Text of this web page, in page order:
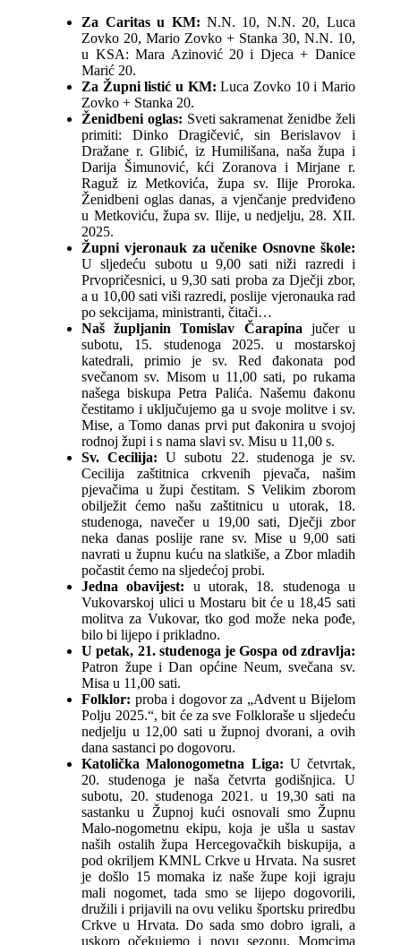
Za Caritas u KM: N.N. 10, N.N. 20, Luca
Zovko 20, Mario Zovko + Stanka 30, N.N. 10,
u KSA: Mara Azinović 20 i Djeca + Danice
Marić 20.
Za Župni listić u KM: Luca Zovko 10 i Mario
Zovko + Stanka 20.
Ženidbeni oglas: Sveti sakramenat ženidbe želi
primiti: Dinko Dragičević, sin Berislavov i
Dražane r. Glibić, iz Humilišana, naša župa i
Darija Šimunović, kći Zoranova i Mirjane r.
Raguž iz Metkovića, župa sv. Ilije Proroka.
Ženidbeni oglas danas, a vjenčanje predviđeno
u Metkoviću, župa sv. Ilije, u nedjelju, 28. XII.
2025.
Župni vjeronauk za učenike Osnovne škole:
U sljedeću subotu u 9,00 sati niži razredi i
Prvopričesnici, u 9,30 sati proba za Dječji zbor,
a u 10,00 sati viši razredi, poslije vjeronauka rad
po sekcijama, ministranti, čitači…
Naš župljanin Tomislav Čarapina jučer u
subotu, 15. studenoga 2025. u mostarskoj
katedrali, primio je sv. Red đakonata pod
svečanom sv. Misom u 11,00 sati, po rukama
našega biskupa Petra Palića. Našemu đakonu
čestitamo i uključujemo ga u svoje molitve i sv.
Mise, a Tomo danas prvi put đakonira u svojoj
rodnoj župi i s nama slavi sv. Misu u 11,00 s.
Sv. Cecilija: U subotu 22. studenoga je sv.
Cecilija zaštitnica crkvenih pjevača, našim
pjevačima u župi čestitam. S Velikim zborom
obilježit ćemo našu zaštitnicu u utorak, 18.
studenoga, navečer u 19,00 sati, Dječji zbor
neka danas poslije rane sv. Mise u 9,00 sati
navrati u župnu kuću na slatkiše, a Zbor mladih
počastit ćemo na sljedećoj probi.
Jedna obavijest: u utorak, 18. studenoga u
Vukovarskoj ulici u Mostaru bit će u 18,45 sati
molitva za Vukovar, tko god može neka pođe,
bilo bi lijepo i prikladno.
U petak, 21. studenoga je Gospa od zdravlja:
Patron župe i Dan općine Neum, svečana sv.
Misa u 11,00 sati.
Folklor: proba i dogovor za „Advent u Bijelom
Polju 2025.“, bit će za sve Folkloraše u sljedeću
nedjelju u 12,00 sati u župnoj dvorani, a ovih
dana sastanci po dogovoru.
Katolička Malonogometna Liga: U četvrtak,
20. studenoga je naša četvrta godišnjica. U
subotu, 20. studenoga 2021. u 19,30 sati na
sastanku u Župnoj kući osnovali smo Župnu
Malo-nogometnu ekipu, koja je ušla u sastav
naših ostalih župa Hercegovačkih biskupija, a
pod okriljem KMNL Crkve u Hrvata. Na susret
je došlo 15 momaka iz naše župe koji igraju
mali nogomet, tada smo se lijepo dogovorili,
družili i prijavili na ovu veliku športsku priredbu
Crkve u Hrvata. Do sada smo dobro igrali, a
uskoro očekujemo i novu sezonu. Momcima